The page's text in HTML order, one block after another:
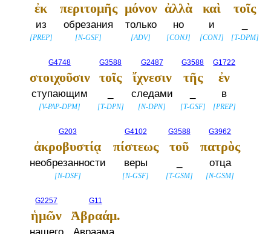
ἐκ
из
[PREP]
περιτομῆς
обрезания
[N-GSF]
μόνον
только
[ADV]
ἀλλὰ
но
[CONJ]
καὶ
и
[CONJ]
τοῖς
[T-DPM]
G4748
στοιχοῦσιν
ступающим
[V-PAP-DPM]
G3588
τοῖς
[T-DPN]
G2487
ἴχνεσιν
следами
[N-DPN]
G3588
τῆς
[T-GSF]
G1722
ἐν
в
[PREP]
G203
ἀκροβυστίᾳ
необрезанности
[N-DSF]
G4102
πίστεως
веры
[N-GSF]
G3588
τοῦ
[T-GSM]
G3962
πατρὸς
отца
[N-GSM]
G2257
ἡμῶν
G11
Ἀβραάμ.